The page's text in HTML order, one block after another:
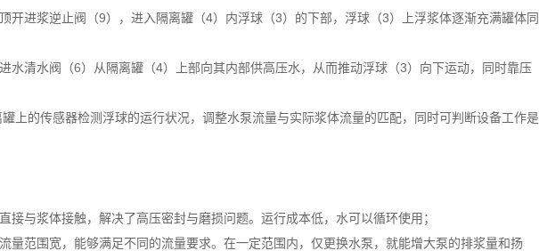
开进浆逆止阀（9），进入隔离罐（4）内浮球（3）的下部，浮球（3）上浮浆体逐渐充满罐体同
进水清水阀（6）从隔离罐（4）上部向其内部供高压水，从而推动浮球（3）向下运动，同时靠压
罐上的传感器检测浮球的运行状况，调整水泵流量与实际浆体流量的匹配，同时可判断设备工作是
与浆体接触，解决了高压密封与磨损问题。运行成本低，水可以循环使用；
量范围宽，能够满足不同的流量要求。在一定范围内，仅更换水泵，就能增大泵的排浆量和扬